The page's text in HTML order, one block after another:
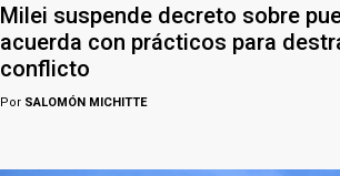
Milei suspende decreto sobre
acuerda con prácticos para
conflicto
Por SALOMÓN MICHITTE